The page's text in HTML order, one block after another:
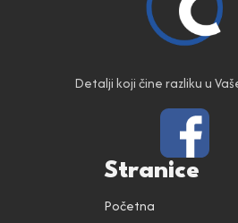
Detalji koji čine razliku u
Stranice
Početna